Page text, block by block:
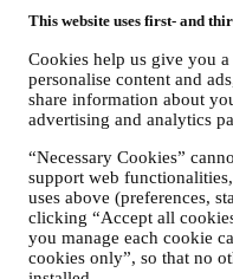
This website uses first- and
Cookies help us give you
personalise content and
share information about
advertising and analytics
“Necessary Cookies”
support web
uses above (preferences,
clicking “Accept all
you manage each cookie
cookies only”, so that no
et nos services en vue de
intéressante.
Nous utilisons les données
avec Le Creuset et pour
spéciales
groupe et de recevoir les
marketing de Le Creuset,
personnalisées et vous
produits, des offres
évènements à venir, et des
Désabonnement :